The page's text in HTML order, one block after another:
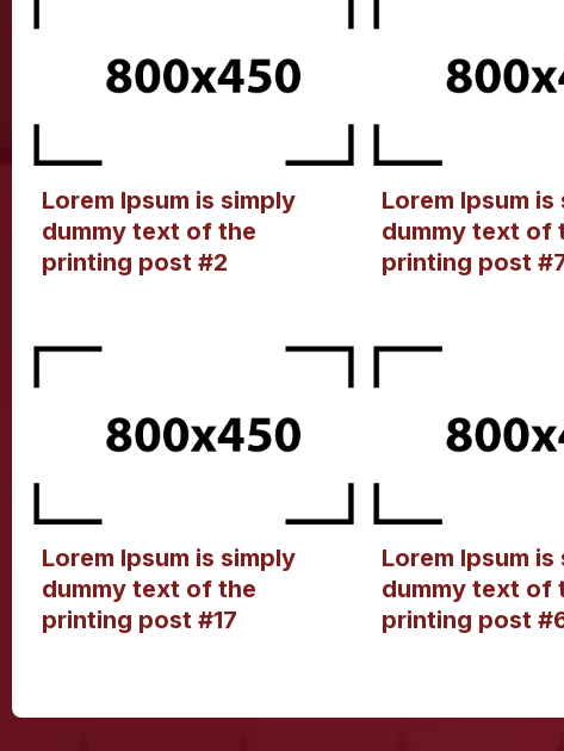
Lorem Ipsum is simply
dummy text of the
printing post #2
Lorem Ipsum is
dummy text of
printing post
Lorem Ipsum is simply
dummy text of the
printing post #17
Lorem Ipsum is
dummy text of
printing post